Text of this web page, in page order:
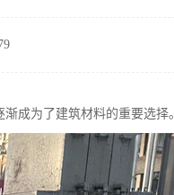
成为了建筑材料的重要选择。